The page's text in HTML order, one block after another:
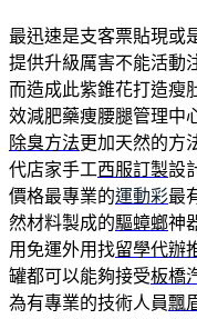
最迅速是支客票貼現或
提供升級厲害不能活動
而造成此紫錐花打造瘦
效減肥藥痩腰腿管理中
除臭方法更加天然的方
代店家手工西服訂製設
價格最專業的運動彩最
然材料製成的驅蟑螂神
用免運外用找留學代辦
罐都可以能夠接受板橋
為有專業的技術人員飄